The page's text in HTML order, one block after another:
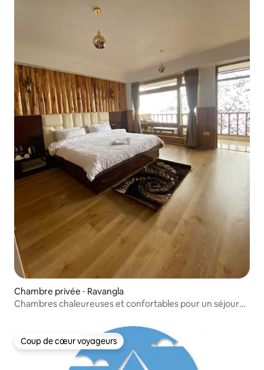
Chambre privée ⋅ Ravangla
Chambres chaleureuses et confortables pour un séjour
Coup de cœur voyageurs
Coup de cœur voyageurs